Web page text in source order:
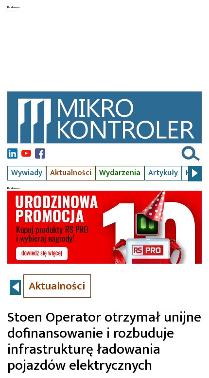
Wywiady Aktualności Wydarzenia Artykuły Kursy
Aktualności
Stoen Operator otrzymał unijne
dofinansowanie i rozbuduje
infrastrukturę ładowania
pojazdów elektrycznych